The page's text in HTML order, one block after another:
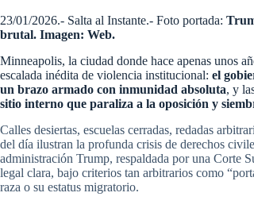
23/01/2026.- Salta al Instante.- Foto portada:
brutal. Imagen: Web.
Minneapolis, la ciudad donde hace apenas unos
escalada inédita de violencia institucional: el
un brazo armado con inmunidad absoluta, y
sitio interno que paraliza a la oposición y
Calles desiertas, escuelas cerradas, redadas
del día ilustran la profunda crisis de derechos
administración Trump, respaldada por una Corte
legal clara, bajo criterios tan arbitrarios como
raza o su estatus migratorio.